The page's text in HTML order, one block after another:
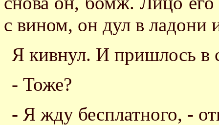
с вином, он дул в ладони
Я кивнул. И пришлось в
- Тоже?
- Я жду бесплатного, -